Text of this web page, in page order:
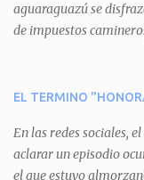
i
o
aguaraguazú se
de impuestos
aguará le provoca. De
del aguará y pasa sin
expuesta la mentira
EL TERMINO
En las redes sociales,
aclarar un episodio
el que estuvo